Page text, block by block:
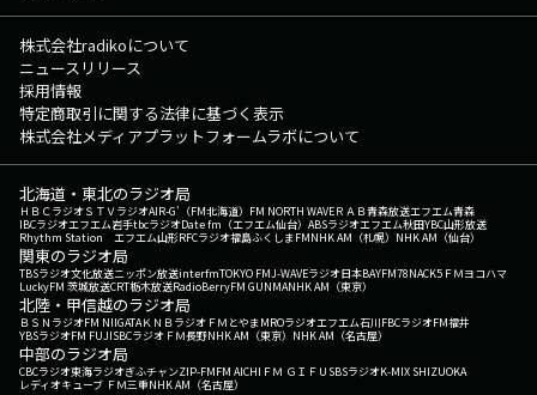
株式会社radikoについて
ニュースリリース
採用情報
特定商取引に関する法律に基づく表示
株式会社メディアプラットフォームラボについて
北海道・東北のラジオ局
ＨＢＣラジオＳＴＶラジオAIR-G'（FM北海道） FM NORTH WAVEＲＡＢ青森放送エフエム青森
IBCラジオエフエム岩手tbcラジオDate fm（エフエム仙台） ABSラジオエフエム秋田YBC山形放送
Rhythm Station エフエム山形RFCラジオ福島ふくしまFMNHK AM（札幌） NHK AM（仙台）
関東のラジオ局
TBSラジオ文化放送ニッポン放送interfmTOKYO FMJ-WAVEラジオ日本BAYFM78NACK5 ＦＭヨコハマ
LuckyFM 茨城放送CRT栃木放送RadioBerryFM GUNMANHK AM（東京）
北陸・甲信越のラジオ局
ＢＳＮラジオFM NIIGATAＫＮＢラジオ ＦＭとやまMROラジオエフエム石川FBCラジオFM福井
YBSラジオFM FUJISBCラジオ ＦＭ長野NHK AM（東京） NHK AM（名古屋）
中部のラジオ局
CBCラジオ東海ラジオぎふチャンZIP-FMFM AICHI ＦＭ ＧＩＦＵ SBSラジオK-MIX SHIZUOKA
レディオキューブ ＦＭ三重NHK AM（名古屋）